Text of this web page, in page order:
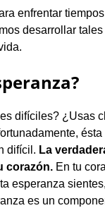
enfrentar
desarrollar
difíciles? ¿Usas
difícil. La
corazón. En tu
esperanza
es un